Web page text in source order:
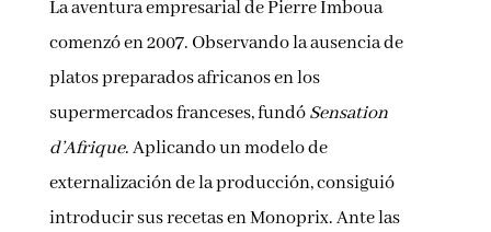
La aventura empresarial de Pierre Imboua
comenzó en 2007. Observando la ausencia de
platos preparados africanos en los
supermercados franceses, fundóSensation
d’Afrique. Aplicando un modelo de
externalización de la producción, consiguió
introducir sus recetas en Monoprix. Ante las